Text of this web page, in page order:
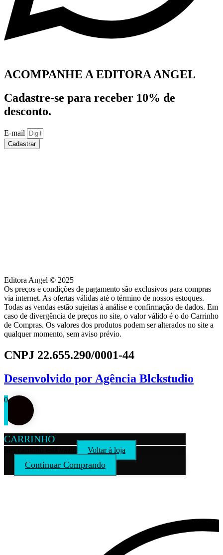
ACOMPANHE A EDITORA ANGEL
Cadastre-se para receber 10% de
desconto.
E-mail
Cadastrar
Editora Angel © 2025
Os preços e condições de pagamento são exclusivos para compras
via internet. As ofertas válidas até o término de nossos estoques.
Todas as vendas estão sujeitas à análise e confirmação de dados. Em
caso de divergência de preços no site, o valor válido é o do Carrinho
de Compras. Os valores dos produtos podem ser alterados no site a
qualquer momento, sem aviso prévio.
CNPJ 22.655.290/0001-44
Desenvolvido por Agência Blckstudio
0
CARRINHO
Voltar à loja
Continuar Comprando